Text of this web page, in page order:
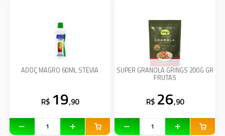
ADOÇ MAGRO 60ML STEVIA
R$ 19,90
SUPER GRANOLA GRINGS 200G GR
FRUTAS
R$ 26,90